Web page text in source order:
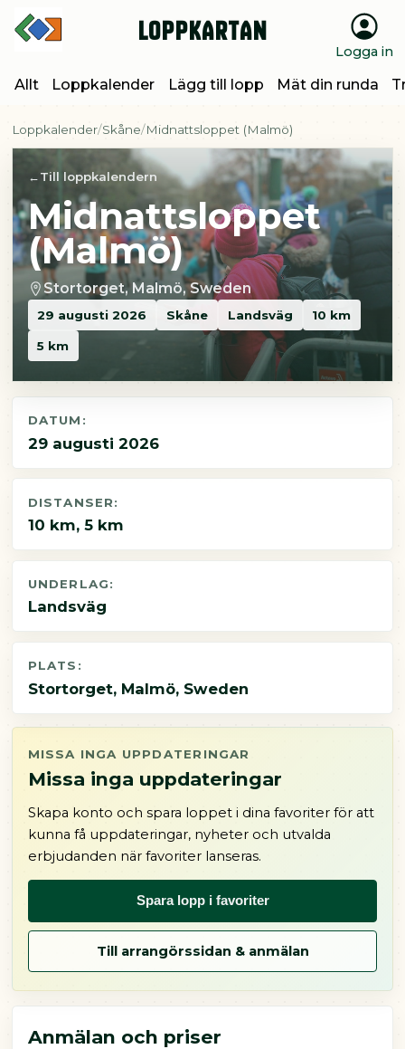
Loppkartan
Logga in
Allt Loppkalender Lägg till lopp Mät din runda
Loppkalender Skåne Midnattsloppet (Malmö)
Till loppkalendern
Midnattsloppet
(Malmö)
Stortorget, Malmö, Sweden
29 augusti 2026 Skåne Landsväg 10 km
5 km
DATUM:
29 augusti 2026
DISTANSER:
10 km, 5 km
UNDERLAG:
Landsväg
PLATS:
Stortorget, Malmö, Sweden
MISSA INGA UPPDATERINGAR
Missa inga uppdateringar
Skapa konto och spara loppet i dina favoriter för att
kunna få uppdateringar, nyheter och utvalda
erbjudanden när favoriter lanseras.
Spara lopp i favoriter
Till arrangörssidan & anmälan
Anmälan och priser